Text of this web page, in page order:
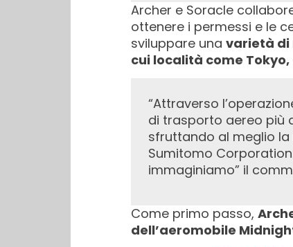
Archer e Soracle
ottenere i permessi e le
sviluppare una varietà di
cui località come
“Attraverso l’operazione di aeromobili eVtol, Soracle mira ad arricchire vite e società creando servizi
di trasporto aereo più
sfruttando al meglio
Sumitomo
immaginiamo” il
Come primo passo,
dell’aeromobile